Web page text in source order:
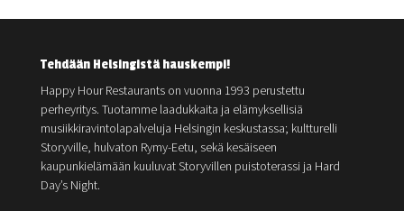
Tehdään Helsingistä hauskempi!
Happy Hour Restaurants on vuonna 1993 perustettu
perheyritys. Tuotamme laadukkaita ja elämyksellisiä
musiikkiravintolapalveluja Helsingin keskustassa; kultturelli
Storyville, hulvaton Rymy-Eetu, sekä kesäiseen
kaupunkielämään kuuluvat Storyvillen puistoterassi ja Hard
Day’s Night.